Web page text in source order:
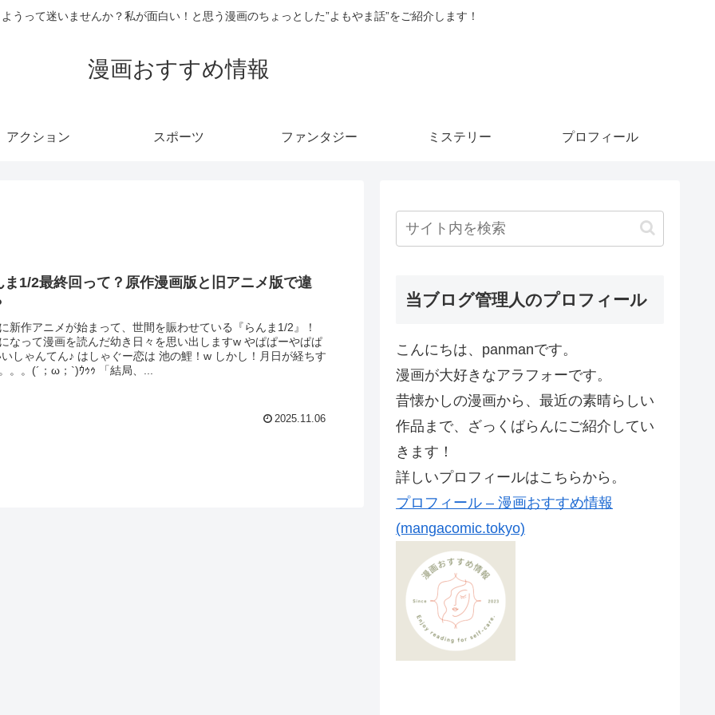
うって迷いませんか？私が面白い！と思う漫画のちょっとした”よもやま話”をご紹介します！
漫画おすすめ情報
アクション スポーツ ファンタジー ミステリー プロフィール
ま1/2最終回って？原作漫画版と旧アニメ版で違
新作アニメが始まって、世間を賑わせている『らんま1/2』！
なって漫画を読んだ幼き日々を思い出しますw やぱぱーやぱぱ
しゃんてん♪ はしゃぐー恋は 池の鯉！w しかし！月日が経ちす
。。(´；ω；`)ｳｩｩ 「結局、...
2025.11.06
当ブログ管理人のプロフィール
こんにちは、panmanです。
漫画が大好きなアラフォーです。
昔懐かしの漫画から、最近の素晴らしい
作品まで、ざっくばらんにご紹介してい
きます！
詳しいプロフィールはこちらから。
プロフィール – 漫画おすすめ情報
(mangacomic.tokyo)